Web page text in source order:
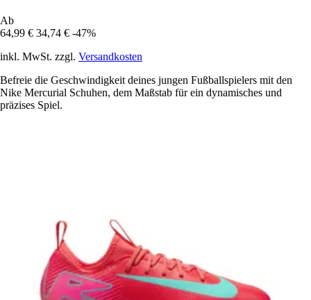
Ab
64,99 € 34,74 € -47%
inkl. MwSt. zzgl. Versandkosten
Befreie die Geschwindigkeit deines jungen Fußballspielers mit den
Nike Mercurial Schuhen, dem Maßstab für ein dynamisches und
präzises Spiel.